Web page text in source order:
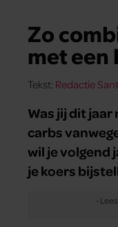
Zo
met een
Tekst: Redactie
Was jij dit
carbs
wil je volgend
je koers